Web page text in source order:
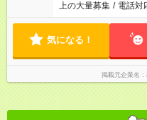
上の大量募集 / 電話対
気になる！
掲載元企業名